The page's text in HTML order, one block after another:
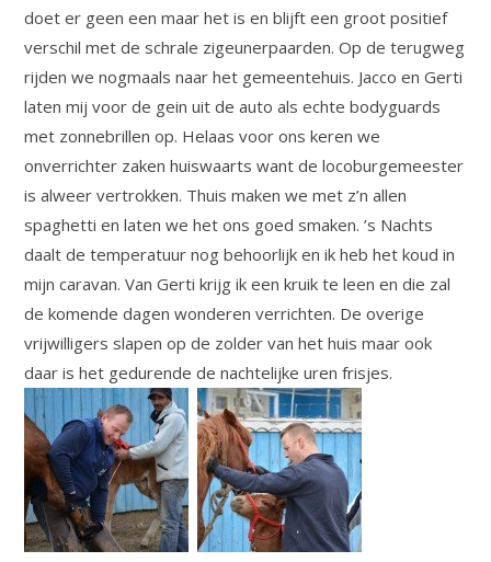
doet er geen een maar het is en blijft een groot positief
verschil met de schrale zigeunerpaarden. Op de terugweg
rijden we nogmaals naar het gemeentehuis. Jacco en Gerti
laten mij voor de gein uit de auto als echte bodyguards
met zonnebrillen op. Helaas voor ons keren we
onverrichter zaken huiswaarts want de locoburgemeester
is alweer vertrokken. Thuis maken we met z’n allen
spaghetti en laten we het ons goed smaken. ’s Nachts
daalt de temperatuur nog behoorlijk en ik heb het koud in
mijn caravan. Van Gerti krijg ik een kruik te leen en die zal
de komende dagen wonderen verrichten. De overige
vrijwilligers slapen op de zolder van het huis maar ook
daar is het gedurende de nachtelijke uren frisjes.